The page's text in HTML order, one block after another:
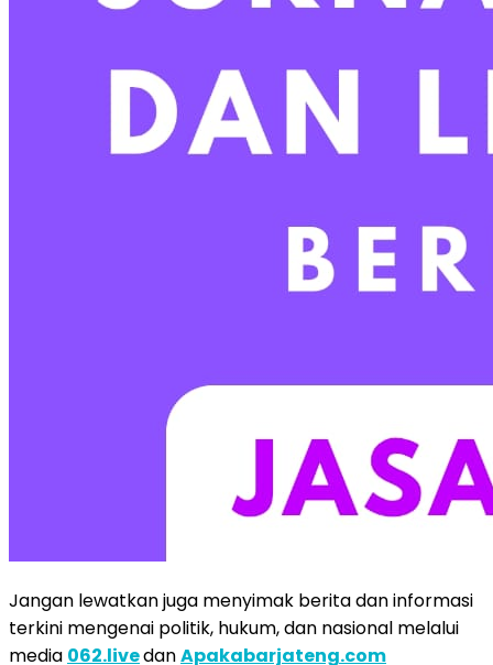
Jangan lewatkan juga menyimak berita dan informasi
terkini mengenai politik, hukum, dan nasional melalui
media 062.livedanApakabarjateng.com